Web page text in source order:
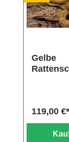
Gelbe
119,00 €*